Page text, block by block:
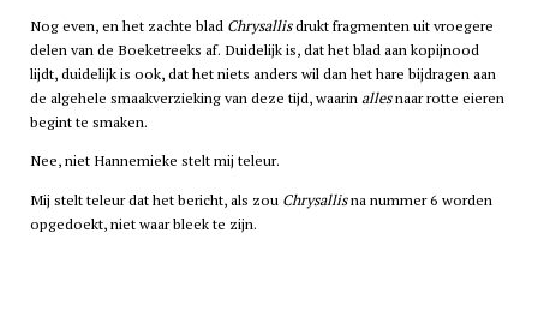
Nog even, en het zachte blad Chrysallisdrukt fragmenten uit vroegere
delen van de Boeketreeks af. Duidelijk is, dat het blad aan kopijnood
lijdt, duidelijk is ook, dat het niets anders wil dan het hare bijdragen aan
de algehele smaakverzieking van deze tijd, waarinallesnaar rotte eieren
begint te smaken.
Nee, niet Hannemieke stelt mij teleur.
Mij stelt teleur dat het bericht, als zou Chrysallisna nummer 6 worden
opgedoekt, niet waar bleek te zijn.